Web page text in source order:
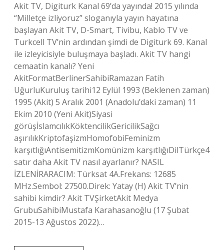
Akit TV, Digiturk Kanal 69’da yayında! 2015 yılında
“Milletçe izliyoruz” sloganıyla yayın hayatına
başlayan Akit TV, D-Smart, Tivibu, Kablo TV ve
Turkcell TV’nin ardından şimdi de Digiturk 69. Kanal
ile izleyicisiyle buluşmaya başladı. Akit TV hangi
cemaatin kanalı? Yeni
AkitFormatBerlinerSahibiRamazan Fatih
UğurluKuruluş tarihi12 Eylül 1993 (Beklenen zaman)
1995 (Akit) 5 Aralık 2001 (Anadolu’daki zaman) 11
Ekim 2010 (Yeni Akit)Siyasi
görüşİslamcılıkKöktencilikGericilikSağcı
aşırılıkKriptofaşizmHomofobiFeminizm
karşıtlığıAntisemitizmKomünizm karşıtlığıDilTürkçe4
satır daha Akit TV nasıl ayarlanır? NASIL
İZLENİRARACIM: Türksat 4A.Frekans: 12685
MHz.Sembol: 27500.Direk: Yatay (H) Akit TV’nin
sahibi kimdir? Akit TVŞirketAkit Medya
GrubuSahibiMustafa Karahasanoğlu (17 Şubat
2015-13 Ağustos 2022)…